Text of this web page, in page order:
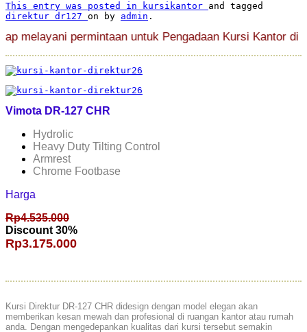
This entry was posted in kursikantor and tagged
direktur dr127 on by admin .
permintaan untuk Pengadaan Kursi Kantor di
Vimota DR-127 CHR
Hydrolic
Heavy Duty Tilting Control
Armrest
Chrome Footbase
Harga
Rp4.535.000
Discount 30%
Rp3.175.000
Kursi Direktur DR-127 CHR didesign dengan model elegan akan
memberikan kesan mewah dan profesional di ruangan kantor atau rumah
anda. Dengan mengedepankan kualitas dari kursi tersebut semakin